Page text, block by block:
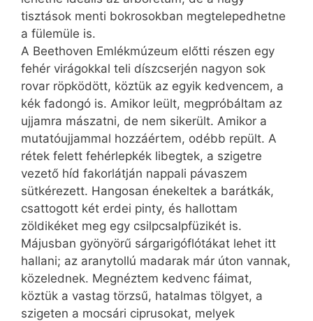
tisztások menti bokrosokban megtelepedhetne
a fülemüle is.
A Beethoven Emlékmúzeum előtti részen egy
fehér virágokkal teli díszcserjén nagyon sok
rovar röpködött, köztük az egyik kedvencem, a
kék fadongó is. Amikor leült, megpróbáltam az
ujjamra mászatni, de nem sikerült. Amikor a
mutatóujjammal hozzáértem, odébb repült. A
rétek felett fehérlepkék libegtek, a szigetre
vezető híd fakorlátján nappali pávaszem
sütkérezett. Hangosan énekeltek a barátkák,
csattogott két erdei pinty, és hallottam
zöldikéket meg egy csilpcsalpfüzikét is.
Májusban gyönyörű sárgarigóflótákat lehet itt
hallani; az aranytollú madarak már úton vannak,
közelednek. Megnéztem kedvenc fáimat,
köztük a vastag törzsű, hatalmas tölgyet, a
szigeten a mocsári ciprusokat, melyek